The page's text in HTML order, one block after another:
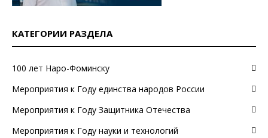
КАТЕГОРИИ РАЗДЕЛА
100 лет Наро-Фоминску
Мероприятия к Году единства народов России
Мероприятия к Году Защитника Отечества
Мероприятия к Году науки и технологий